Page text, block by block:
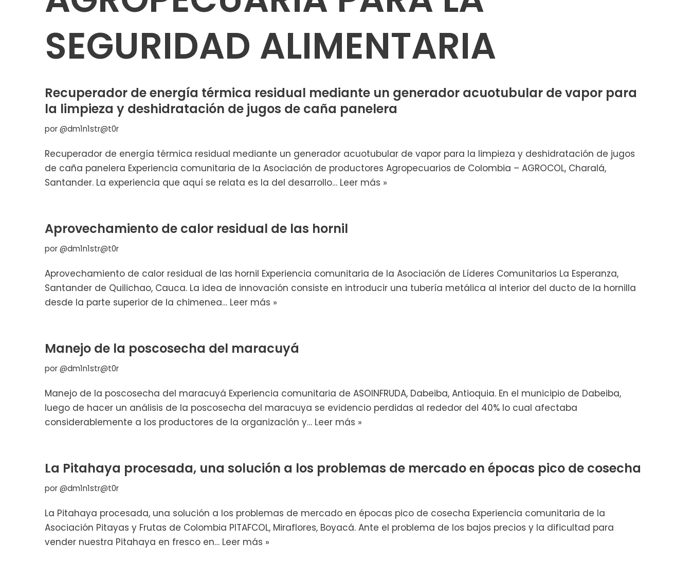
SEGURIDAD ALIMENTARIA
Recuperador de energía térmica residual mediante un generador acuotubular de vapor para
la limpieza y deshidratación de jugos de caña panelera
por@dm1n1str@t0r
Recuperador de energía térmica residual mediante un generador acuotubular de vapor para la limpieza y deshidratación de jugos
de caña panelera Experiencia comunitaria de la Asociación de productores Agropecuarios de Colombia – AGROCOL, Charalá,
Santander. La experiencia que aquí se relata es la del desarrollo… Leer más »
Aprovechamiento de calor residual de las hornil
por@dm1n1str@t0r
Aprovechamiento de calor residual de las hornil Experiencia comunitaria de la Asociación de Líderes Comunitarios La Esperanza,
Santander de Quilichao, Cauca. La idea de innovación consiste en introducir una tubería metálica al interior del ducto de la hornilla
desde la parte superior de la chimenea… Leer más »
Manejo de la poscosecha del maracuyá
por@dm1n1str@t0r
Manejo de la poscosecha del maracuyá Experiencia comunitaria de ASOINFRUDA, Dabeiba, Antioquia. En el municipio de Dabeiba,
luego de hacer un análisis de la poscosecha del maracuya se evidencio perdidas al rededor del 40% lo cual afectaba
considerablemente a los productores de la organización y… Leer más »
La Pitahaya procesada, una solución a los problemas de mercado en épocas pico de cosecha
por@dm1n1str@t0r
La Pitahaya procesada, una solución a los problemas de mercado en épocas pico de cosecha Experiencia comunitaria de la
Asociación Pitayas y Frutas de Colombia PITAFCOL, Miraflores, Boyacá. Ante el problema de los bajos precios y la dificultad para
vender nuestra Pitahaya en fresco en… Leer más »